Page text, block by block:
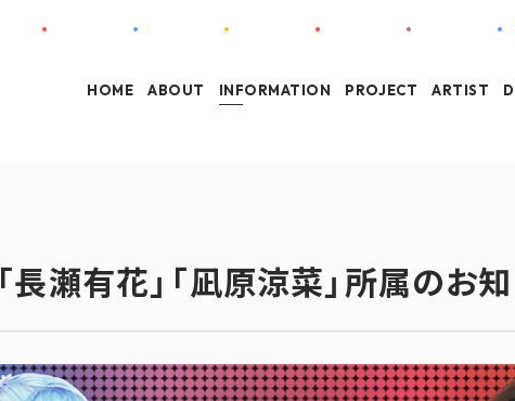
HOME ABOUT INFORMATION PROJECT ARTIST
長瀬有花」「凪原涼菜」所属のお